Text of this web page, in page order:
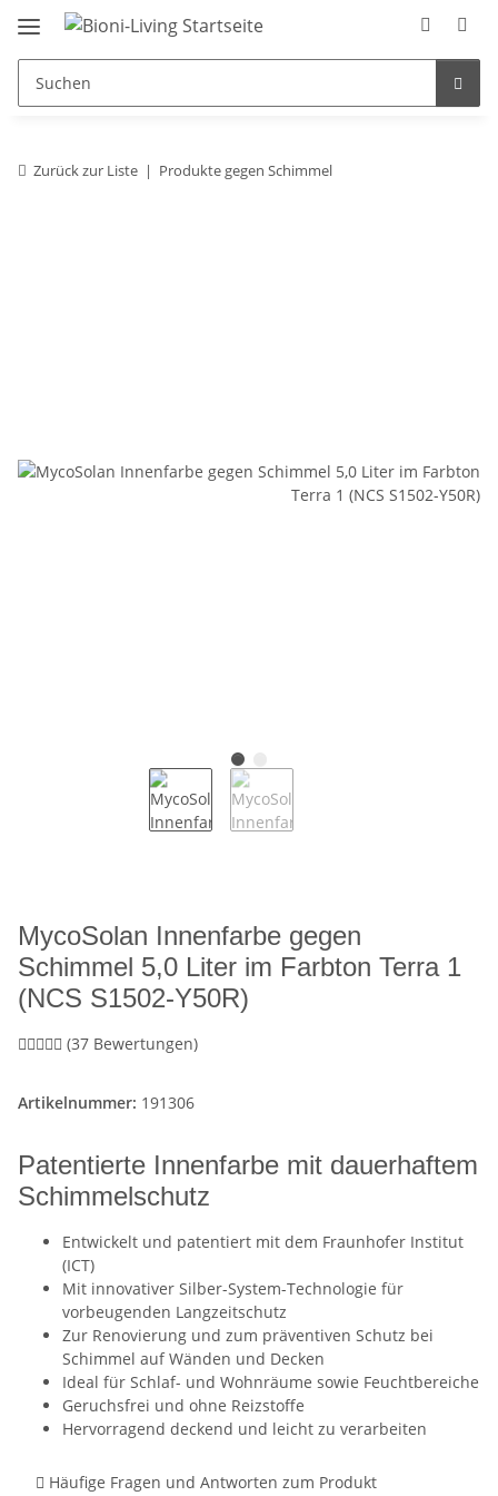
Zurück zur Liste Produkte gegen Schimmel
MycoSolan Innenfarbe gegen
Schimmel 5,0 Liter im Farbton Terra 1
(NCS S1502-Y50R)
(37 Bewertungen)
Artikelnummer: 191306
Patentierte Innenfarbe mit dauerhaftem
Schimmelschutz
Entwickelt und patentiert mit dem Fraunhofer Institut
(ICT)
Mit innovativer Silber-System-Technologie für
vorbeugenden Langzeitschutz
Zur Renovierung und zum präventiven Schutz bei
Schimmel auf Wänden und Decken
Ideal für Schlaf- und Wohnräume sowie Feuchtbereiche
Geruchsfrei und ohne Reizstoffe
Hervorragend deckend und leicht zu verarbeiten
Häufige Fragen und Antworten zum Produkt